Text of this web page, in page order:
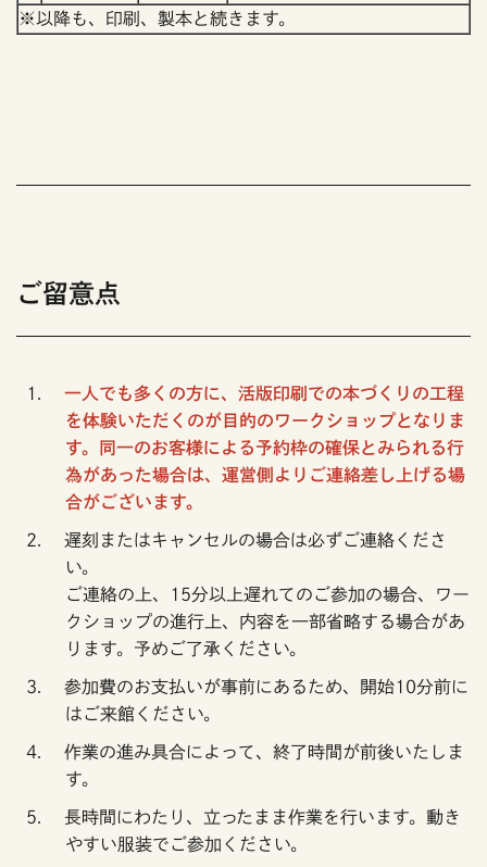
※以降も、印刷、製本と続きます。
ご留意点
一人でも多くの方に、活版印刷での本づくりの工程
を体験いただくのが目的のワークショップとなりま
す。同一のお客様による予約枠の確保とみられる行
為があった場合は、運営側よりご連絡差し上げる場
合がございます。
遅刻またはキャンセルの場合は必ずご連絡くださ
い。
ご連絡の上、15分以上遅れてのご参加の場合、ワー
クショップの進行上、内容を一部省略する場合があ
ります。予めご了承ください。
参加費のお支払いが事前にあるため、開始10分前に
はご来館ください。
作業の進み具合によって、終了時間が前後いたしま
す。
長時間にわたり、立ったまま作業を行います。動き
やすい服装でご参加ください。